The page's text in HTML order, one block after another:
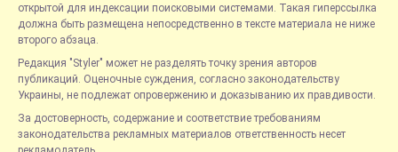
открытой для индексации поисковыми системами. Такая гиперссылка
должна быть размещена непосредственно в тексте материала не ниже
второго абзаца.
Редакция "Styler" может не разделять точку зрения авторов
публикаций. Оценочные суждения, согласно законодательству
Украины, не подлежат опровержению и доказыванию их правдивости.
За достоверность, содержание и соответствие требованиям
законодательства рекламных материалов ответственность несет